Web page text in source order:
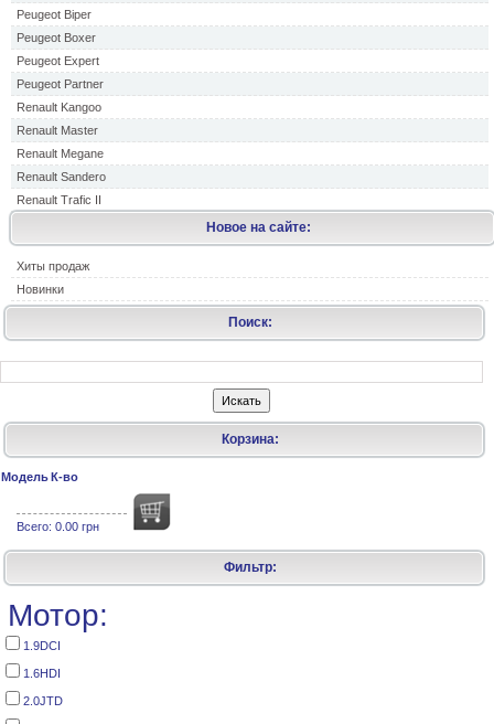
Peugeot Biper
Peugeot Boxer
Peugeot Expert
Peugeot Partner
Renault Kangoo
Renault Master
Renault Megane
Renault Sandero
Renault Trafic II
Новое на сайте:
Хиты продаж
Новинки
Поиск:
Корзина:
Модель К-во
Всего: 0.00 грн
Фильтр:
Мотор:
1.9DCI
1.6HDI
2.0JTD